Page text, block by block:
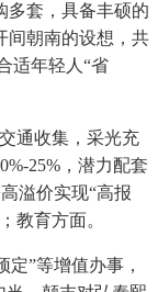
多套，具备丰硕的
间朝南的设想，共
适年轻人“省
通收集，采光充
25%，潜力配套
溢价实现“高报
教育方面。
”等增值办事，